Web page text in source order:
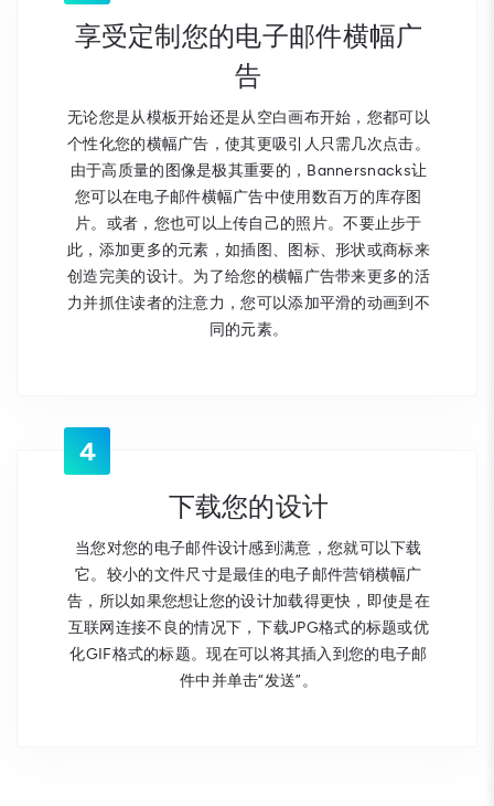
享受定制您的电子邮件横幅广
告
无论您是从模板开始还是从空白画布开始，您都可以
个性化您的横幅广告，使其更吸引人只需几次点击。
由于高质量的图像是极其重要的，Bannersnacks让
您可以在电子邮件横幅广告中使用数百万的库存图
片。或者，您也可以上传自己的照片。不要止步于
此，添加更多的元素，如插图、图标、形状或商标来
创造完美的设计。为了给您的横幅广告带来更多的活
力并抓住读者的注意力，您可以添加平滑的动画到不
同的元素。
4
下载您的设计
当您对您的电子邮件设计感到满意，您就可以下载
它。较小的文件尺寸是最佳的电子邮件营销横幅广
告，所以如果您想让您的设计加载得更快，即使是在
互联网连接不良的情况下，下载JPG格式的标题或优
化GIF格式的标题。现在可以将其插入到您的电子邮
件中并单击“发送”。